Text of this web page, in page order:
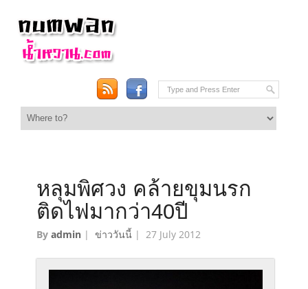
หลุมพิศวง คล้ายขุมนรก
ติดไฟมากว่า40ปี
Byadmin |ข่าววันนี้ |27 July 2012